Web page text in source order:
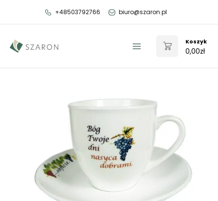
+48503792766 biuro@szaron.pl
Menu
Koszyk
0,00zł